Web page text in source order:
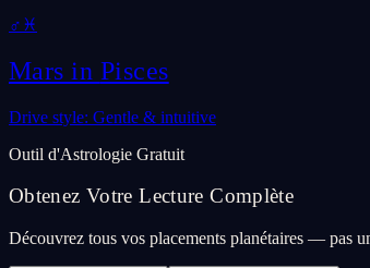
♂ ♓
Mars in Pisces
Drive style: Gentle & intuitive
Outil d'Astrologie Gratuit
Obtenez Votre Lecture Complète
Découvrez tous vos placements planétaires — pas